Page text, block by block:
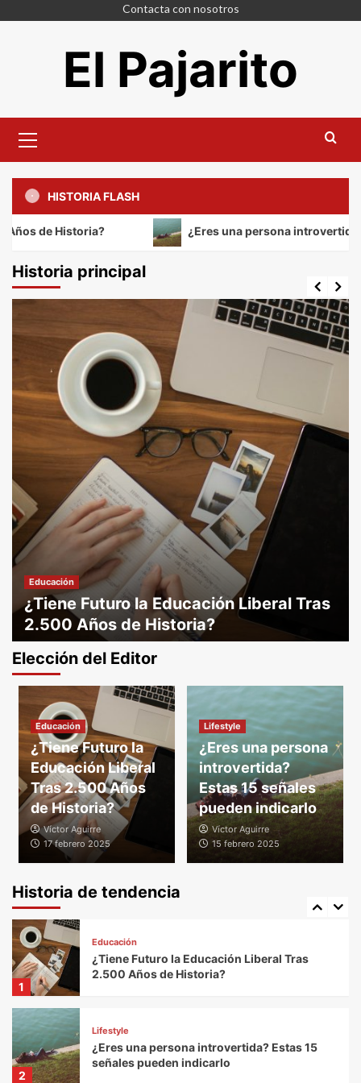
Contacta con nosotros
El Pajarito
principal
HISTORIA FLASH
¿Eres una persona introvertida? Estas 15
Historia principal
Educación
¿Tiene Futuro la Educación Liberal Tras
2.500 Años de Historia?
Elección del Editor
Educación
¿Tiene Futuro la
Educación Liberal
Tras 2.500 Años
de Historia?
Víctor Aguirre
17 febrero 2025
Lifestyle
¿Eres una persona
introvertida?
Estas 15 señales
pueden indicarlo
Víctor Aguirre
15 febrero 2025
Historia de tendencia
COCA abre una nueva convocatoria para
subvenciones de educación artística
4
Sociales
El desempleo desciende ligeramente en
Canarias con 757 personas menos
5
Sociales
eléctricas para tus hamburguesas caseras
1
Educación
¿Tiene Futuro la Educación Liberal Tras
2.500 Años de Historia?
2
Lifestyle
¿Eres una persona introvertida? Estas 15
señales pueden indicarlo